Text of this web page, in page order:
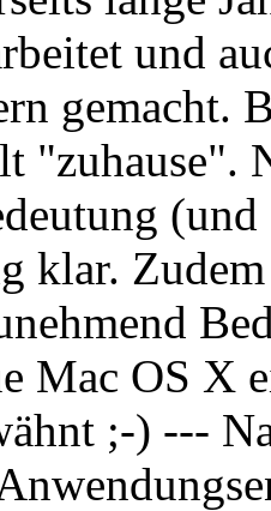
und
gemacht.
"zuhause".
klar.
Mac OS X
;-) ---